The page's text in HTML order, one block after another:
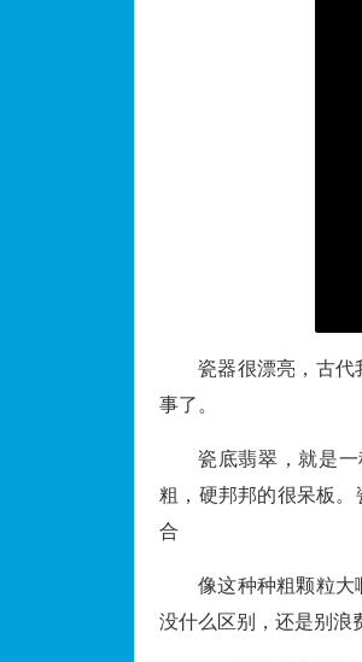
瓷器很漂亮，古代
事了。
瓷底翡翠，就是
粗，硬邦邦的很呆板
合
像这种种粗颗粒大
没什么区别，还是别浪